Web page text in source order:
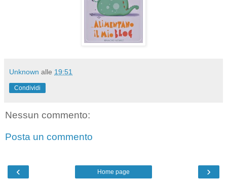
Unknown alle 19:51
Condividi
Nessun commento:
Posta un commento
‹ ›
Home page